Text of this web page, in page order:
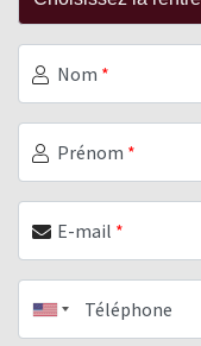
Nom *
Prénom *
E-mail *
Téléphone